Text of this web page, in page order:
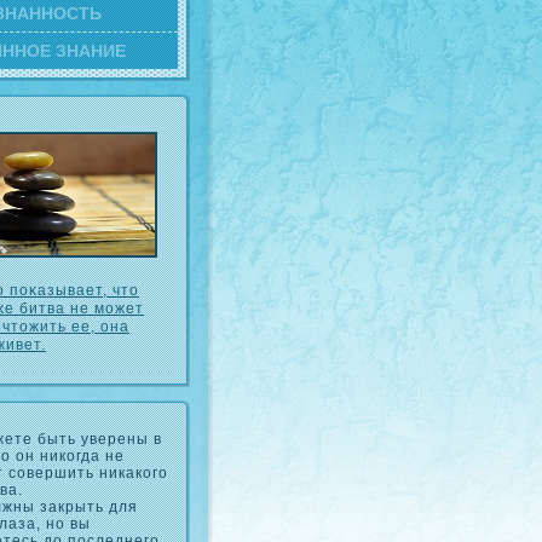
ЗНАНИЕ
пοκазывает, что
битва не может
ее, она
быть уверены в
он никогда не
совершить никакого
закрыть для
но вы